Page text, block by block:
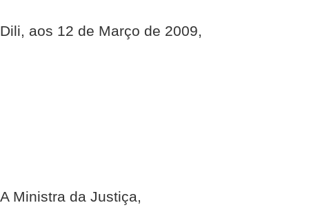
Dili, aos 12 de Março de 2009,
A Ministra da Justiça,